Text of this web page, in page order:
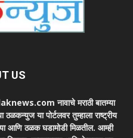
US
नावाचे मराठी बातम्या
या पोर्टलवर तुम्हाला राष्ट्रीय
आणि ठळक घडामोडी मिळतील. आम्ही